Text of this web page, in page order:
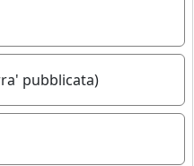
pubblicata)